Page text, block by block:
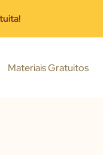
Materiais Gratuitos